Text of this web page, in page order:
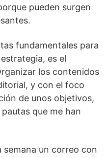
pueden surgen
fundamentales para
es el
los contenidos
y con el foco
de unos objetivos,
que me han
semana un correo con